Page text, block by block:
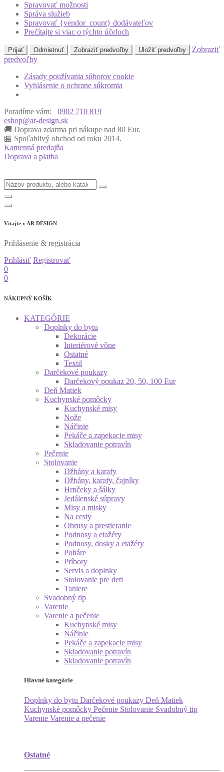
Spravovať možnosti
Správa služieb
Spravovať {vendor_count} dodávateľov
Prečítajte si viac o týchto účeloch
Prijať Odmietnuť Zobraziť predvoľby Uložiť predvoľby
Zobraziť
predvoľby
Zásady používania súborov cookie
Vyhlásenie o ochrane súkromia
Poradíme vám:
0902 710 819
eshop@ar-design.sk
🚚 Doprava zdarma pri nákupe nad 80 Eur.
🏪 Spoľahlivý obchod od roku 2014.
Kamenná predajňa
Doprava a platba
Vitajte v AR DESIGN
Prihlásenie & registrácia
Prihlásiť Registrovať
0
0
NÁKUPNÝ KOŠÍK
KATEGÓRIE
Doplnky do bytu
Dekorácie
Interiérové vône
Ostatné
Textil
Darčekové poukazy
Darčekový poukaz 20, 50, 100 Eur
Deň Matiek
Kuchynské pomôcky
Kuchynské misy
Nože
Náčinie
Pekáče a zapekacie misy
Skladovanie potravín
Pečenie
Stolovanie
Džbány a karafy
Džbány, karafy, čajníky
Hrnčeky a šálky
Jedálenské súpravy
Misy a misky
Na cesty
Obrusy a prestieranie
Podnosy a etažéry
Podnosy, dosky a etažéry
Poháre
Príbory
Servis a doplnky
Stolovanie pre deti
Taniere
Svadobný tip
Varenie
Varenie a pečenie
Kuchynské misy
Náčinie
Pekáče a zapekacie misy
Skladovanie potravín
Skladovanie potravín
Hlavné kategórie
Doplnky do bytu Darčekové poukazy Deň Matiek
Kuchynské pomôcky Pečenie Stolovanie Svadobný tip
Varenie Varenie a pečenie
Ostatné